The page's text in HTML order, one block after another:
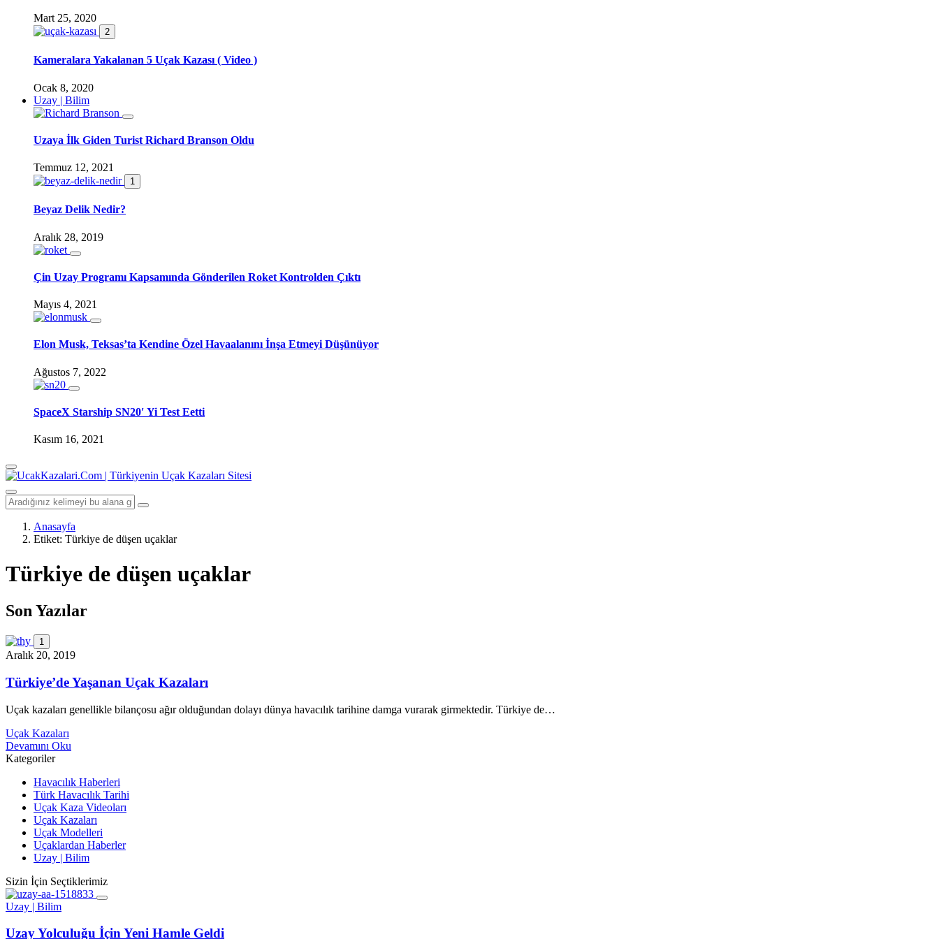
Mart 25, 2020
2
Kameralara Yakalanan 5 Uçak Kazası ( Video )
Ocak 8, 2020
Uzay | Bilim
Uzaya İlk Giden Turist Richard Branson Oldu
Temmuz 12, 2021
1
Beyaz Delik Nedir?
Aralık 28, 2019
Çin Uzay Programı Kapsamında Gönderilen Roket Kontrolden Çıktı
Mayıs 4, 2021
Elon Musk, Teksas’ta Kendine Özel Havaalanını İnşa Etmeyi Düşünüyor
Ağustos 7, 2022
SpaceX Starship SN20′ Yi Test Eetti
Kasım 16, 2021
Anasayfa
Etiket: Türkiye de düşen uçaklar
Türkiye de düşen uçaklar
Son Yazılar
1
Aralık 20, 2019
Türkiye’de Yaşanan Uçak Kazaları
Uçak kazaları genellikle bilançosu ağır olduğundan dolayı dünya havacılık tarihine damga vurarak girmektedir. Türkiye de…
Uçak Kazaları
Devamını Oku
Kategoriler
Havacılık Haberleri
Türk Havacılık Tarihi
Uçak Kaza Videoları
Uçak Kazaları
Uçak Modelleri
Uçaklardan Haberler
Uzay | Bilim
Sizin İçin Seçtiklerimiz
Uzay | Bilim
Uzay Yolculuğu İçin Yeni Hamle Geldi